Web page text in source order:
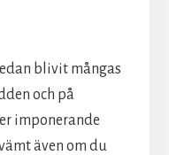
blivit mångas
och på
imponerande
även om du